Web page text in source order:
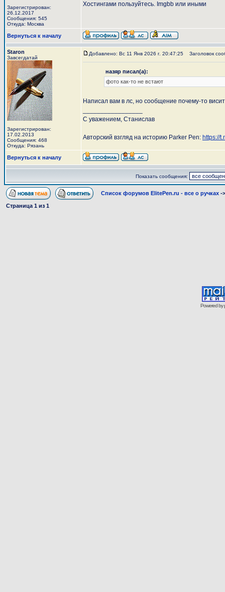
Зарегистрирован:
26.12.2017
Сообщения: 545
Откуда: Москва
Хостингами пользуйтесь. Imgbb или иными
Вернуться к началу
Staron
Завсегдатай
Зарегистрирован:
17.02.2013
Сообщения: 468
Откуда: Рязань
Добавлено: Вс 11 Янв 2026 г. 20:47:25 Заголовок
назяр писал(а):
фото как-то не встают
Написал вам в лс, но сообщение почему-то
С уважением, Станислав
Авторский взгляд на историю Parker Pen: https://
Вернуться к началу
Показать сообщения:
Список форумов ElitePen.ru - все о ручках -
Страница 1 из 1
Powered by